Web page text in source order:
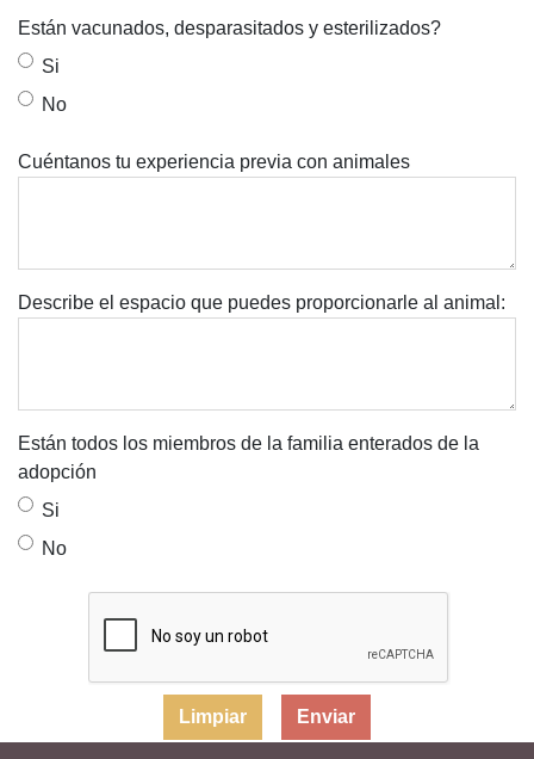
Están vacunados, desparasitados y esterilizados?
Si
No
Cuéntanos tu experiencia previa con animales
Describe el espacio que puedes proporcionarle al animal:
Están todos los miembros de la familia enterados de la
adopción
Si
No
Limpiar